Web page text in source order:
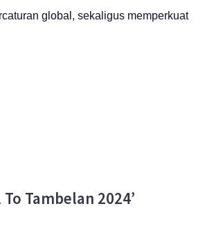
global, sekaligus memperkuat
Tambelan 2024’